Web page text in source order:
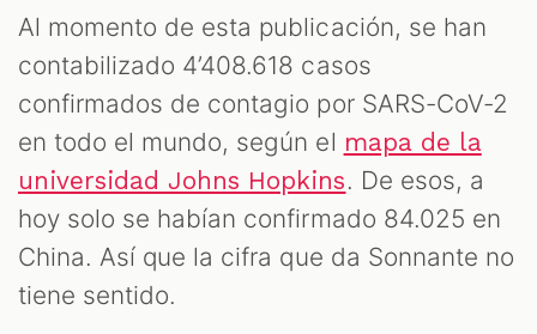
Al momento de esta publicación, se han
contabilizado 4’408.618 casos
confirmados de contagio por SARS-CoV-2
en todo el mundo, según el mapa de la
universidad Johns Hopkins. De esos, a
hoy solo se habían confirmado 84.025 en
China. Así que la cifra que da Sonnante no
tiene sentido.